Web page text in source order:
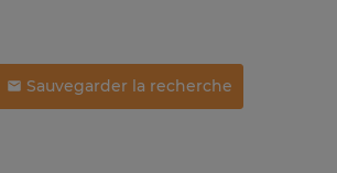
Sauvegarder la recherche